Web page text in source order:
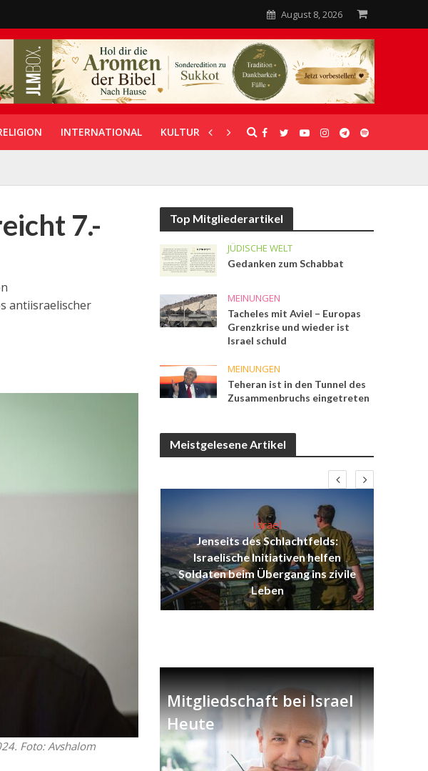
August 8, 2026
INTERNATIONAL KULTUR UNTERSTÜTZUNG
7.-
antiisraelischer
Foto: Avshalom
Top Mitgliederartikel
JÜDISCHE WELT
Gedanken zum Schabbat
MEINUNGEN
Tacheles mit Aviel – Europas
Grenzkrise und wieder ist
Israel schuld
MEINUNGEN
Teheran ist in den Tunnel des
Zusammenbruchs eingetreten
Meistgelesene Artikel
Israel
Jenseits des Schlachtfelds:
Israelische Initiativen helfen
Soldaten beim Übergang ins zivile
Leben
Mitgliedschaft bei Israel
Heute